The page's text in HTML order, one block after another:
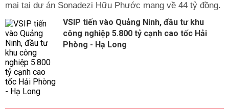
mại tại dự án Sonadezi Hữu Phước mang về 44 tỷ đồng.
VSIP tiến vào Quảng Ninh, đầu tư khu
công nghiệp 5.800 tỷ cạnh cao tốc Hải
Phòng - Hạ Long